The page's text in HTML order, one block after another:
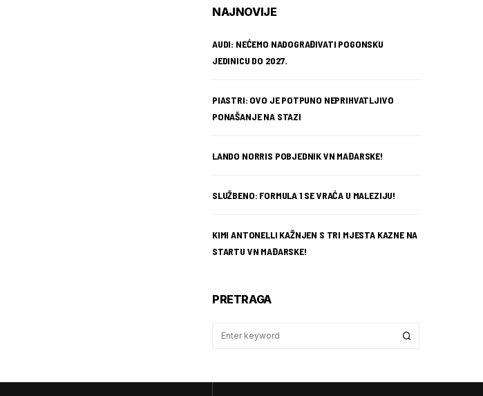
NAJNOVIJE
AUDI: NEĆEMO NADOGRAĐIVATI POGONSKU
JEDINICU DO 2027.
PIASTRI: OVO JE POTPUNO NEPRIHVATLJIVO
PONAŠANJE NA STAZI
LANDO NORRIS POBJEDNIK VN MAĐARSKE!
SLUŽBENO: FORMULA 1 SE VRAĆA U MALEZIJU!
KIMI ANTONELLI KAŽNJEN S TRI MJESTA KAZNE NA
STARTU VN MAĐARSKE!
PRETRAGA